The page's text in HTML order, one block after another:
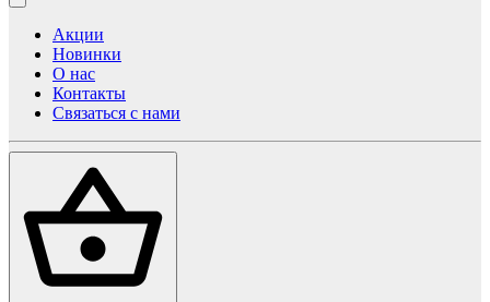
Акции
Новинки
О нас
Контакты
Связаться с нами